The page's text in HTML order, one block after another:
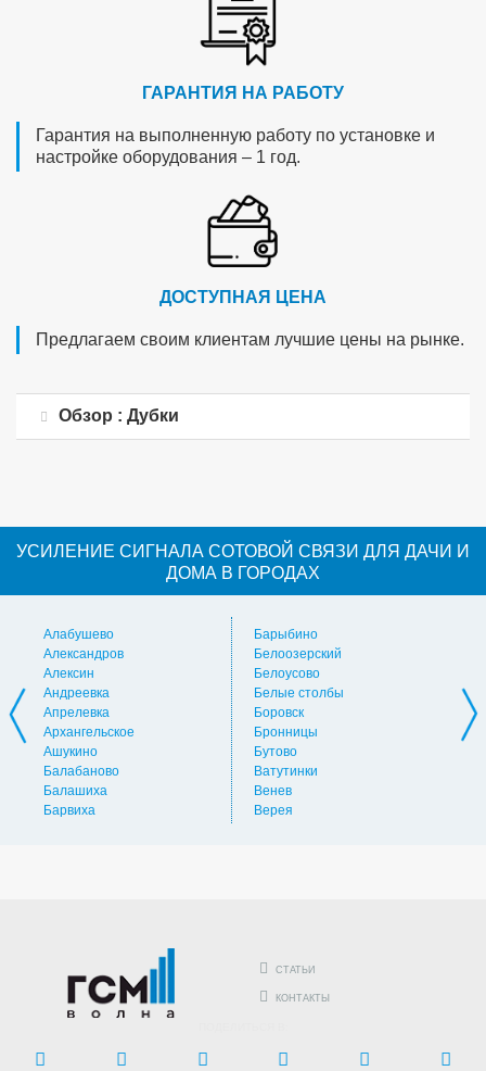
ГАРАНТИЯ НА РАБОТУ
Гарантия на выполненную работу по установке и
настройке оборудования – 1 год.
ДОСТУПНАЯ ЦЕНА
Предлагаем своим клиентам лучшие цены на рынке.
Обзор : Дубки
УСИЛЕНИЕ СИГНАЛА СОТОВОЙ СВЯЗИ ДЛЯ ДАЧИ И
ДОМА В ГОРОДАХ
Алабушево
Александров
Алексин
Андреевка
Апрелевка
Архангельское
Ашукино
Балабаново
Балашиха
Барвиха
Барыбино
Белоозерский
Белоусово
Белые столбы
Боровск
Бронницы
Бутово
Ватутинки
Венев
Верея
СТАТЬИ
КОНТАКТЫ